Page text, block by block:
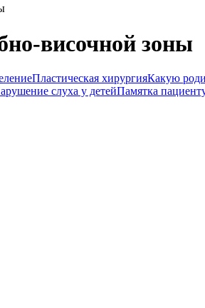
височной зоны
Пластическая хирургияКакую
слуха у детейПамятка